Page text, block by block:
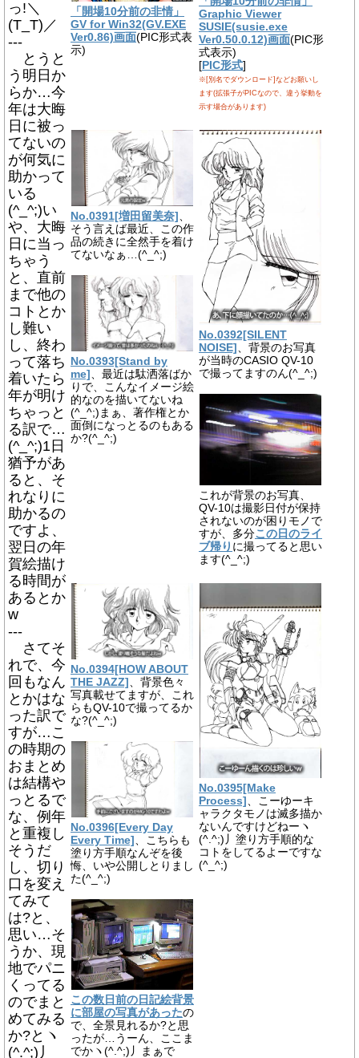
「開場10分前の非情」
GV for Win32(GV.EXE
Ver0.86)画面(PIC形式表
示)
Graphic Viewer
SUSIE(susie.exe
Ver0.50.0.12)画面(PIC形
式表示)
[ PIC形式]
※[別名でダウンロード]などお願いし
ます(拡張子がPICなので、違う挙動を
示す場合があります)
No.0391[増田留美奈]
そう言えば最近、この作
品の続きに全然手を着け
てないなぁ…(^_^;)
No.0393[Stand by
me]
、最近は駄洒落ばか
りで、こんなイメージ絵
的なのを描いてないね
(^_^;)まぁ、著作権とか
面倒になっとるのもある
か?(^_^;)
No.0392[SILENT
NOISE] 、背景のお写真
が当時のCASIO QV-10
で撮ってますのん(^_^;)
これが背景のお写真、
QV-10は撮影日付が保持
されないのが困りモノで
すが、多分この日のライ
ブ帰り に撮ってると思い
ます(^_^;)
No.0394[HOW ABOUT
THE JAZZ]
、背景色々
写真載せてますが、これ
らもQV-10で撮ってるか
な?(^_^;)
No.0396[Every Day
Every Time]
、こちらも
塗り方手順なんぞを後
悔、いや公開しとりまし
た(^_^;)
この数日前の日記絵背景
に部屋の写真があったの
で、全景見れるか?と思
ったが…うーん、ここま
でかヽ(^.^;)丿まぁで
No.0395[Make
Process]
、こーゆーキ
ャラクタモノは滅多描か
ないんですけどねーヽ
(^.^;)丿塗り方手順的な
コトをしてるよーですな
(^_^;)
っ!＼
(T_T)／
---
とうと
う明日か
らか…今
年は大晦
日に被っ
てないの
が何気に
助かって
いる
(^_^;)い
や、大晦
日に当っ
ちゃう
と、直前
まで他の
コトとか
し難い
し、終わ
って落ち
着いたら
年が明け
ちゃっと
る訳で…
(^_^;)1日
猶予があ
ると、そ
れなりに
助かるの
ですよ、
翌日の年
賀絵描け
る時間が
あるとか
w
---
さてそ
れで、今
回もなん
とかはな
った訳で
すが…こ
の時期の
おまとめ
は結構や
っとるで
な、例年
と重複し
そうだ
し、切り
口を変え
てみて
は?と、
思い…そ
うか、現
地でパニ
くってる
のでまと
めてみる
か?とヽ
(^.^;)丿